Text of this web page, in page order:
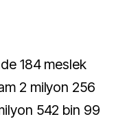
184 meslek
2 milyon 256
542 bin 99